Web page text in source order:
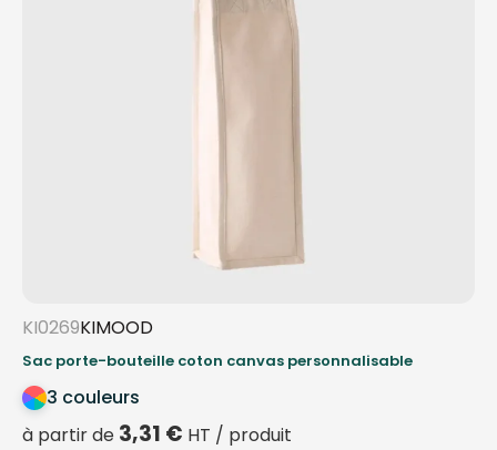
KI0269KIMOOD
Sac porte-bouteille coton canvas personnalisable
3 couleurs
à partir de 3,31 € HT / produit